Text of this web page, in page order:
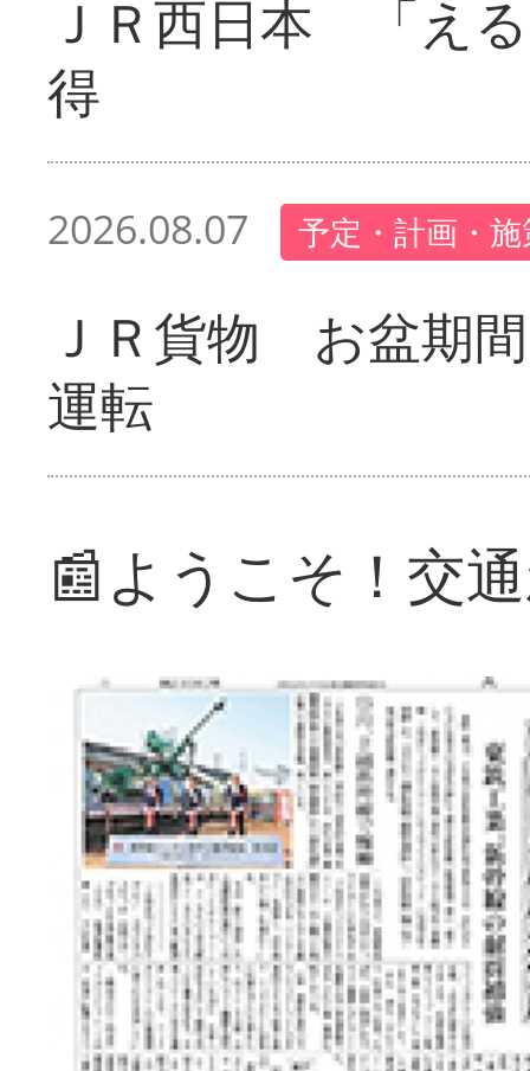
ＪＲ西日本 「え
得
2026.08.07 予定・計画・
ＪＲ貨物 お盆期
運転
📰ようこそ！交